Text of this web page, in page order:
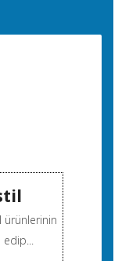
ürünlerinin